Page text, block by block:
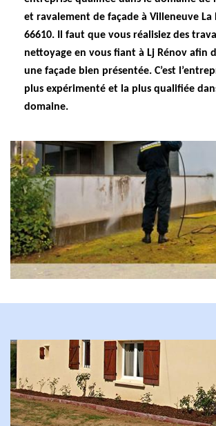
et ravalement de façade à Villeneuve La
66610. Il faut que vous réalisiez des
nettoyage en vous fiant à Lj Rénov afin
une façade bien présentée. C’est
plus expérimenté et la plus qualifiée
domaine.